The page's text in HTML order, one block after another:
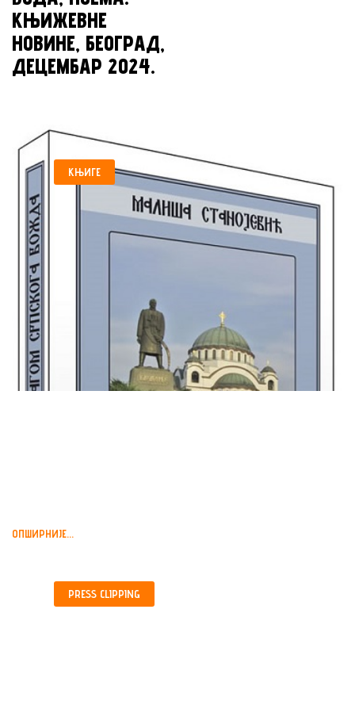
КЊИЖЕВНЕ
НОВИНЕ, БЕОГРАД,
ДЕЦЕМБАР 2024.
КЊИГЕ
ОПШИРНИЈЕ...
PRESS CLIPPING